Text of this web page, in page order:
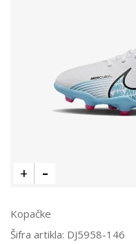
Kopačke
Šifra artikla: DJ5958-146